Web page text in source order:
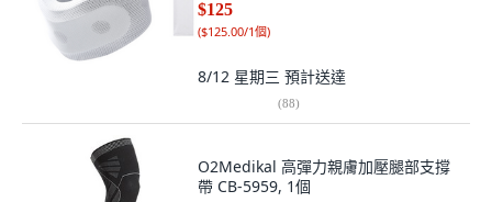
$125
($125.00/1個)
8/12 星期三 預計送達
(88)
O2Medikal 高彈力親膚加壓腿部支撐
帶 CB-5959, 1個